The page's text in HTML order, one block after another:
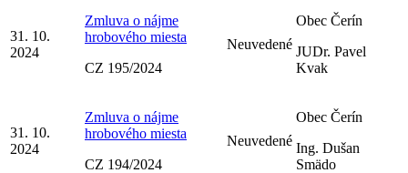
31. 10.
2024
Zmluva o nájme
hrobového miesta
CZ 195/2024
Neuvedené
Obec Čerín
JUDr. Pavel
Kvak
31. 10.
2024
Zmluva o nájme
hrobového miesta
CZ 194/2024
Neuvedené
Obec Čerín
Ing. Dušan
Smädo